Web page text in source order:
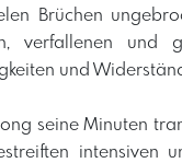
Brüchen
verfallenen und
und
seine Minuten
intensiven